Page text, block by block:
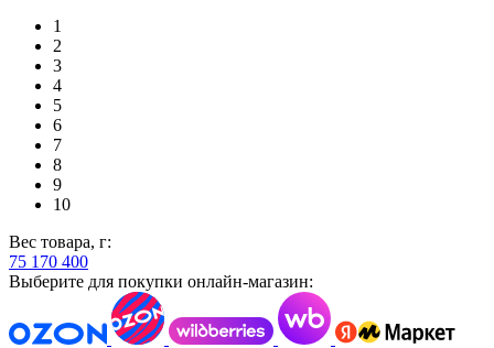
1
2
3
4
5
6
7
8
9
10
Вес товара, г:
75 170 400
Выберите для покупки онлайн-магазин: